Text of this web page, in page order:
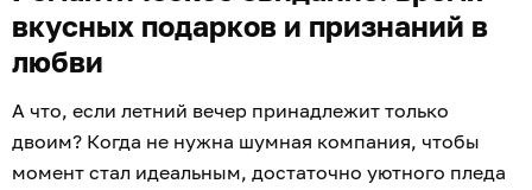
вкусных подарков и признаний в
любви
А что, если летний вечер принадлежит только
двоим? Когда не нужна шумная компания, чтобы
момент стал идеальным, достаточно уютного пледа